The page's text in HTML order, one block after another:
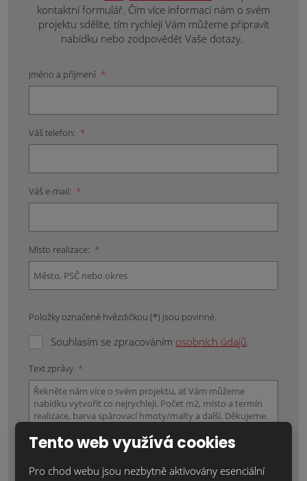
kontaktní formulář. Čím více informací nám o svém
projektu sdělíte, tím rychleji Vám můžeme připravit
nabídku nebo zodpovědět Vaše dotazy.
Jméno a příjmení *
Váš telefon: *
Váš e-mail: *
Místo realizace: *
Položky označené hvězdičkou (*) jsou povinné.
Souhlasím se zpracováním osobních údajů.
Text zprávy *
Tento web využívá cookies
Pro chod webu jsou nezbytně aktivovány esenciální